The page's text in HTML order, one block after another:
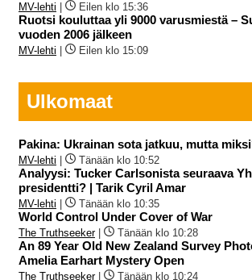
MV-lehti Eilen klo 15:36
Ruotsi kouluttaa yli 9000 varusmiestä –
vuoden 2006 jälkeen
MV-lehti Eilen klo 15:09
Ulkomaat
Pakina: Ukrainan sota jatkuu, mutta
MV-lehti Tänään klo 10:52
Analyysi: Tucker Carlsonista seuraava
presidentti? | Tarik Cyril Amar
MV-lehti Tänään klo 10:35
World Control Under Cover of War
The Truthseeker| Tänään klo 10:28
An 89 Year Old New Zealand Survey
Amelia Earhart Mystery Open
The Truthseeker| Tänään klo 10:24